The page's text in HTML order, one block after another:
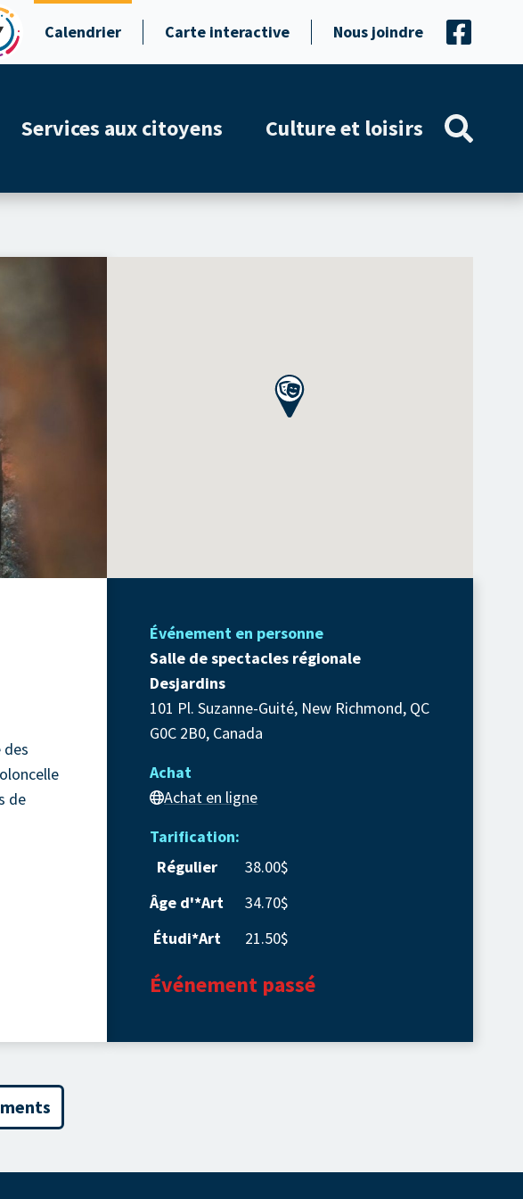
Calendrier Carte interactive Nous joindre
Services aux citoyens Culture et loisirs
de
Événement en personne
Salle de spectacles régionale
Desjardins
101 Pl. Suzanne-Guité, New Richmond, QC
G0C 2B0, Canada
Achat
Achat en ligne
Tarification:
Régulier
38.00$
Âge d'*Art
34.70$
Étudi*Art
21.50$
Événement passé